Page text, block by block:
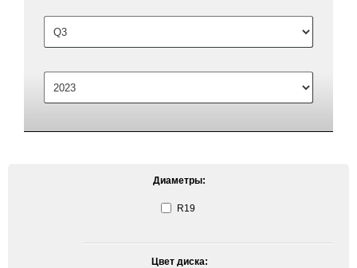
Диаметры:
R19
Цвет диска: